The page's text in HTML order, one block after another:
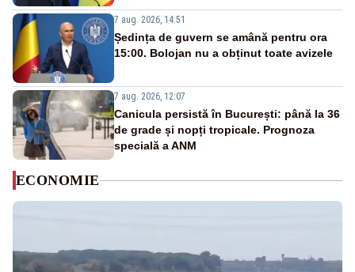
7 aug. 2026, 14:51
Ședința de guvern se amână pentru ora
15:00. Bolojan nu a obținut toate avizele
7 aug. 2026, 12:07
Canicula persistă în București: până la 36
de grade și nopți tropicale. Prognoza
specială a ANM
ECONOMIE